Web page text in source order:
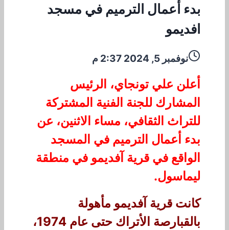
بدء أعمال الترميم في مسجد
افديمو
نوفمبر 5, 2024 2:37 م
أعلن علي تونجاي، الرئيس
المشارك للجنة الفنية المشتركة
للتراث الثقافي، مساء الاثنين، عن
بدء أعمال الترميم في المسجد
الواقع في قرية آفديمو في منطقة
ليماسول.
كانت قرية آفديمو مأهولة
بالقبارصة الأتراك حتى عام 1974،